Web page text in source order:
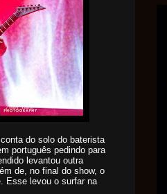
do solo do baterista
português pedindo para
levantou outra
de, no final do show, o
Esse levou o surfar na